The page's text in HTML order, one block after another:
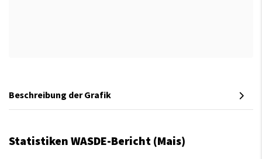
Beschreibung der Grafik
Statistiken WASDE-Bericht (Mais)